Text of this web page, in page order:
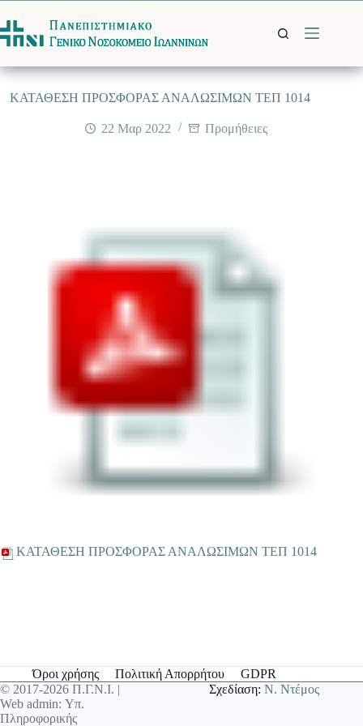
στο
περιεχόμενο
ΚΑΤΑΘΕΣΗ ΠΡΟΣΦΟΡΑΣ ΑΝΑΛΩΣΙΜΩΝ ΤΕΠ 1014
22 Μαρ 2022 Προμήθειες
ΚΑΤΑΘΕΣΗ ΠΡΟΣΦΟΡΑΣ ΑΝΑΛΩΣΙΜΩΝ ΤΕΠ 1014
Όροι χρήσης Πολιτική Απορρήτου
GDPR
© 2017-2026 Π.Γ.Ν.Ι. |
Web admin: Υπ.
Πληροφορικής
Σχεδίαση:Ν. Ντέμος